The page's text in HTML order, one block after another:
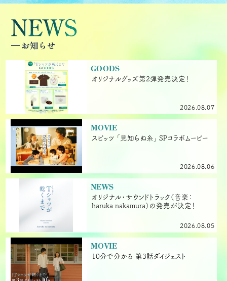
GOODS
2026.08.07
オリジナルグッズ第2弾発売決定！
MOVIE
2026.08.06
スピッツ ｢見知らぬ糸｣ SPコラボムービー
NEWS
2026.08.05
オリジナル・サウンドトラック（音楽：
haruka nakamura）の発売が決定！
MOVIE
10分で分かる 第3話ダイジェスト